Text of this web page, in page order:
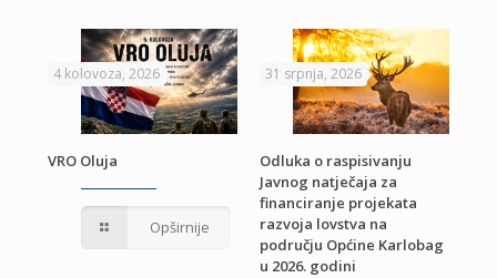
4 kolovoza, 2026
VRO Oluja
Opširnije
31 srpnja, 2026
Odluka o raspisivanju
Javnog natječaja za
financiranje projekata
razvoja lovstva na
području Općine Karlobag
u 2026. godini